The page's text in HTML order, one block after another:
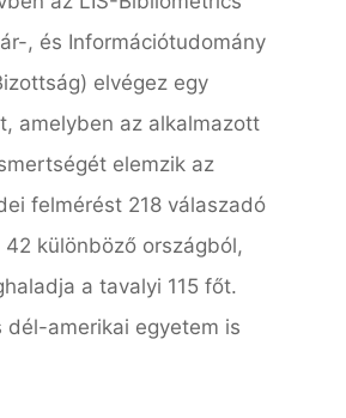
, és Információtudomány
elvégez egy
amelyben az alkalmazott
elemzik az
felmérést 218 válaszadó
különböző országból,
a tavalyi 115 főt.
dél-amerikai egyetem is